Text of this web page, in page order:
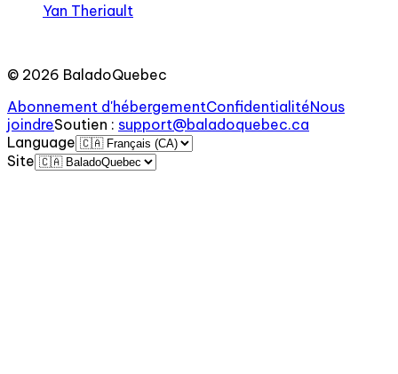
Yan Theriault
© 2026 BaladoQuebec
Abonnement d'hébergementConfidentialitéNous
joindreSoutien : support@baladoquebec.ca
Language
Site